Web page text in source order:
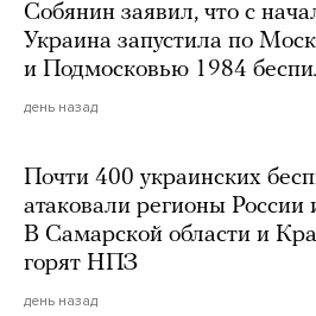
Собянин заявил, что с
Украина запустила по
и Подмосковью 1984
день назад
Почти 400 украинских
атаковали регионы
В Самарской области и
горят НПЗ
день назад